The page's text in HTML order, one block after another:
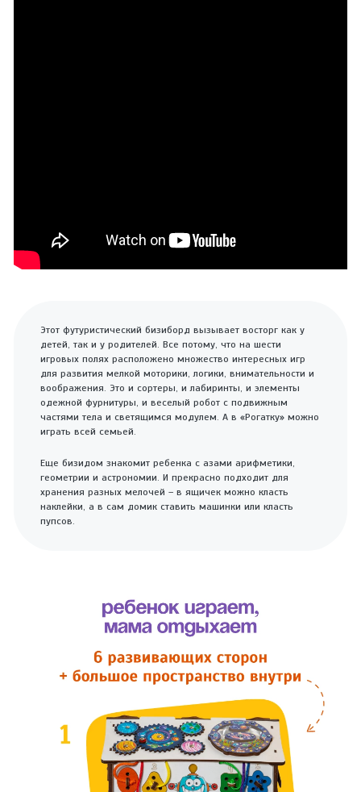
Этот футуристический бизиборд вызывает восторг как у
детей, так и у родителей. Все потому, что на шести
игровых полях расположено множество интересных игр
для развития мелкой моторики, логики, внимательности и
воображения. Это и сортеры, и лабиринты, и элементы
одежной фурнитуры, и веселый робот с подвижным
частями тела и светящимся модулем. А в «Рогатку» можно
играть всей семьей.
Еще бизидом знакомит ребенка с азами арифметики,
геометрии и астрономии. И прекрасно подходит для
хранения разных мелочей – в ящичек можно класть
наклейки, а в сам домик ставить машинки или класть
пупсов.